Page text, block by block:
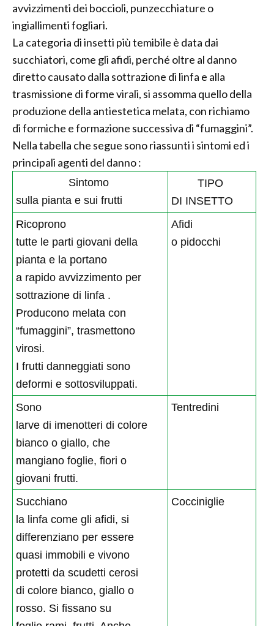
avvizzimenti dei boccioli, punzecchiature o
ingiallimenti fogliari.
La categoria di insetti più temibile è data dai
succhiatori, come gli afidi, perché oltre al danno
diretto causato dalla sottrazione di linfa e alla
trasmissione di forme virali, si assomma quello della
produzione della antiestetica melata, con richiamo
di formiche e formazione successiva di “fumaggini”.
Nella tabella che segue sono riassunti i sintomi ed i
principali agenti del danno :
Sintomo
sulla pianta e sui frutti
TIPO
DI INSETTO
Ricoprono
tutte le parti giovani della
pianta e la portano
a rapido avvizzimento per
sottrazione di linfa .
Producono melata con
“fumaggini”, trasmettono
virosi.
I frutti danneggiati sono
deformi e sottosviluppati.
Afidi
o pidocchi
Sono
larve di imenotteri di colore
bianco o giallo, che
mangiano foglie, fiori o
giovani frutti.
Tentredini
Succhiano
la linfa come gli afidi, si
differenziano per essere
quasi immobili e vivono
protetti da scudetti cerosi
di colore bianco, giallo o
rosso. Si fissano su
Cocciniglie